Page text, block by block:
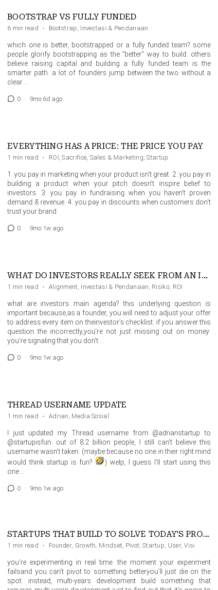
BOOTSTRAP VS FULLY FUNDED
6 min read · Bootstrap , Investasi & Pendanaan
which one is better, bootstrapped or a fully funded team? some
people glorify bootstrapping as the “better” way to build. others
believe raising capital and building a fully funded team is the
smarter path. a lot of founders jump between the two without a
clear …
0 · 9mo 6d ago
EVERYTHING HAS A PRICE: THE PRICE YOU PAY
1 min read · ROI,Sacrifice, Sales & Marketing,Startup
1. you pay in marketing when your product isn't great. 2. you pay in
building a product when your pitch doesn't inspire belief to
investors. 3. you pay in fundraising when you haven't proven
demand & revenue. 4. you pay in discounts when customers don't
trust your brand.
0 · 9mo 1w ago
WHAT DO INVESTORS REALLY SEEK FROM AN INVESTMENT?
1 min read · Alignment, Investasi & Pendanaan , Risiko, ROI
what are investors main agenda? this underlying question is
important because,as a founder, you will need to adjust your offer
to address every item on theinvestor’s checklist. if you answer this
question the incorrectly,you’re not just missing out on money:
you’re signaling that you don’t …
0 · 9mo 1w ago
THREAD USERNAME UPDATE
1 min read · Adrian , Media Sosial
I just updated my Thread username from @adrianstartup to
@startupisfun. out of 8.2 billion people, I still can’t believe this
usemame wasn’t taken. (maybe because no one in their right mind
would think startup is fun?
) welp, I guess I’ll start using this
one …
0 · 9mo 1w ago
STARTUPS THAT BUILD TO SOLVE TODAY’S PROBLEM WILL DIE FAST
1 min read · Founder, Growth, Mindset, Pivot, Startup, User,Visi
you’re experimenting in real time. the moment your experiment
failsand you can’t pivot to something betteryou’ll just die on the
spot. instead, multi-years development build something that